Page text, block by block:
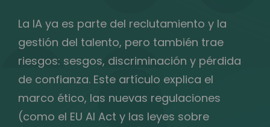
La IA ya es parte del reclutamiento y la
gestión del talento, pero también trae
riesgos: sesgos, discriminación y pérdida
de confianza. Este artículo explica el
marco ético, las nuevas regulaciones
(como el EU AI Act y las leyes sobre